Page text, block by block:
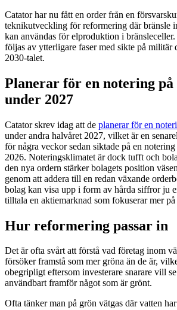
Catator har nu fått en order från en
teknikutveckling för reformering där bränsle
kan användas för elproduktion i
följas av ytterligare faser med sikte på militär
2030-talet.
Planerar för en notering
under 2027
Catator skrev idag att de planerar för en
under andra halvåret 2027, vilket är en
för några veckor sedan siktade på en
2026. Noteringsklimatet är dock tufft och
den nya ordern stärker bolagets position
genom att addera till en redan växande
bolag kan visa upp i form av hårda siffror ju
tilltala en aktiemarknad som fokuserar mer
Hur reformering passar in
Det är ofta svårt att förstå vad företag inom
försöker framstå som mer gröna än de är,
obegripligt eftersom investerare snarare vill
användbart framför något som är grönt.
Ofta tänker man på grön vätgas där vatten